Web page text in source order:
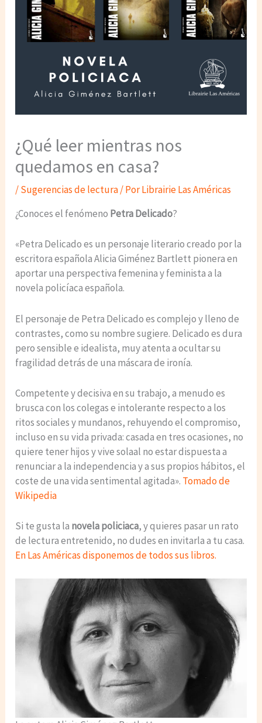
¿Qué leer mientras nos
quedamos en casa?
/Sugerencias de lectura/ PorLibrairie Las Américas
¿Conoces el fenómeno Petra Delicado?
«Petra Delicado es un personaje literario creado por la
escritora española Alicia Giménez Bartlett pionera en
aportar una perspectiva femenina y feminista a la
novela policíaca española.
El personaje de Petra Delicado es complejo y lleno de
contrastes, como su nombre sugiere. Delicado es dura
pero sensible e idealista, muy atenta a ocultar su
fragilidad detrás de una máscara de ironía.
Competente y decisiva en su trabajo, a menudo es
brusca con los colegas​ e intolerante respecto a los
ritos sociales y mundanos, rehuyendo el compromiso,
incluso en su vida privada: casada en tres ocasiones, no
quiere tener hijos y vive solaal no estar dispuesta a
renunciar a la independencia y a sus propios hábitos, el
coste de una vida sentimental agitada». Tomado de
Wikipedia
Si te gusta la novela policiaca, y quieres pasar un rato
de lectura entretenido, no dudes en invitarla a tu casa.
En Las Américas disponemos de todos sus libros.